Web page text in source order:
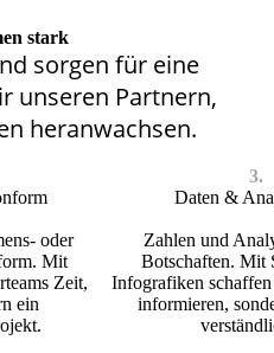
stark
sorgen für eine
unseren Partnern,
heranwachsen.
oder
Mit
Zeit,
ein
Daten &
Zahlen und
Botschaften. Mit
Infografiken
informieren,